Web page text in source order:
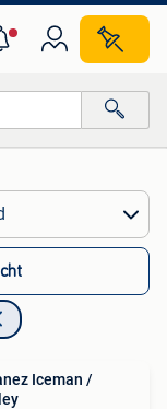
Iceman /